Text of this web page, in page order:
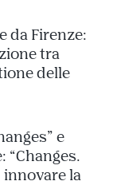
da Firenze:
tra
delle
e
“Changes.
innovare la